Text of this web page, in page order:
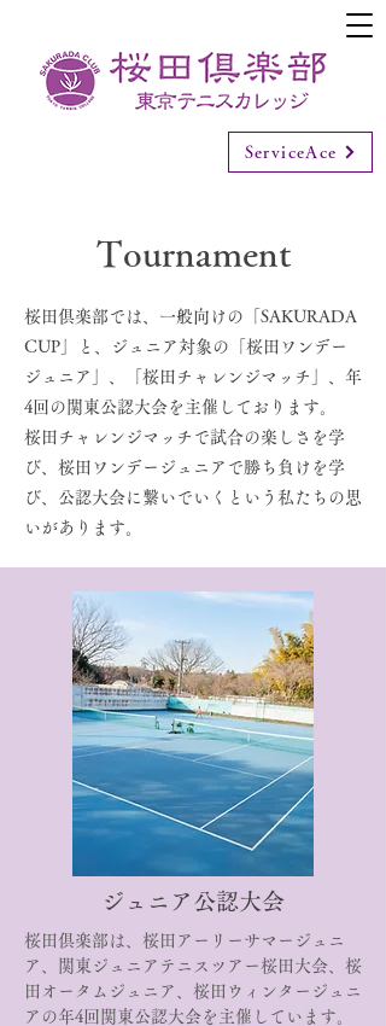
ServiceAce
​Tournament
桜田倶楽部では、一般向けの「SAKURADA
CUP」と、ジュニア対象の「桜田ワンデー
ジュニア」、「桜田チャレンジマッチ」、年
4回の関東公認大会を主催しております。
桜田チャレンジマッチで試合の楽しさを学
び、桜田ワンデージュニアで勝ち負けを学
び、公認大会に繋いでいくという私たちの思
いがあります。
​ジュニア公認大会
​桜田倶楽部は、桜田アーリーサマージュニ
ア、関東ジュニアテニスツアー桜田大会、桜
田オータムジュニア、桜田ウィンタージュニ
アの年4回関東公認大会を主催しています。